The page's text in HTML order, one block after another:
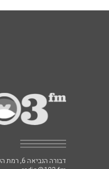
דבורה הנביאה 6, רמת השרון